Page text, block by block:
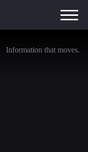
Information that moves.